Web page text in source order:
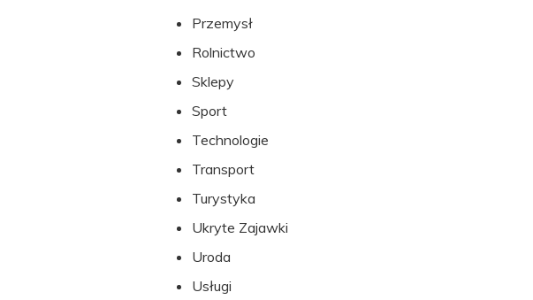
Przemysł
Rolnictwo
Sklepy
Sport
Technologie
Transport
Turystyka
Ukryte Zajawki
Uroda
Usługi